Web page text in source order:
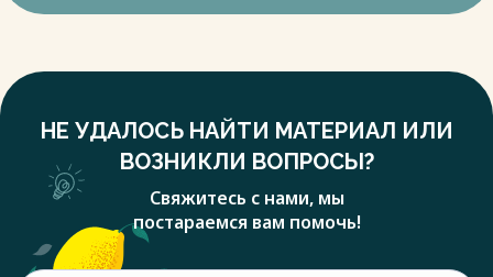
НЕ УДАЛОСЬ НАЙТИ МАТЕРИАЛ ИЛИ
ВОЗНИКЛИ ВОПРОСЫ?
Свяжитесь с нами, мы
постараемся вам помочь!